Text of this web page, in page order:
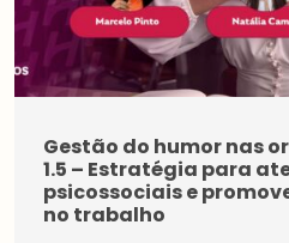
Gestão do humor nas
1.5 – Estratégia para
psicossociais e
no trabalho